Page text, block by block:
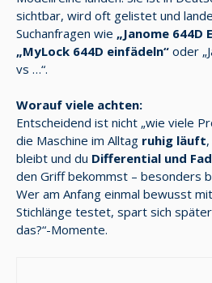
sichtbar, wird oft gelistet und
Suchanfragen wie „Janome 644D
„MyLock 644D einfädeln“ oder
vs …“.
Worauf viele achten:
Entscheidend ist nicht „wie viele
die Maschine im Alltag ruhig läuft
bleibt und du Differential und
den Griff bekommst – besonders
Wer am Anfang einmal bewusst
Stichlänge testet, spart sich
das?“-Momente.